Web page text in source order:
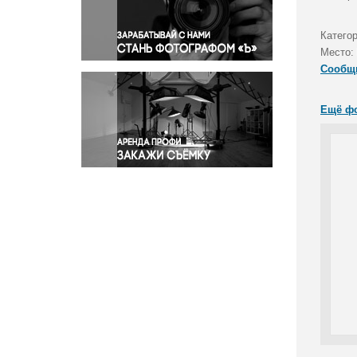
Правосудие
Происшествия и конфликты
Религия
Светская жизнь
Спорт
Экология
Экономика и бизнес
Место:
Ещё